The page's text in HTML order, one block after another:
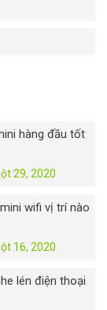
hàng đầu tốt
29, 2020
wifi vị trí nào
16, 2020
lén điện thoại